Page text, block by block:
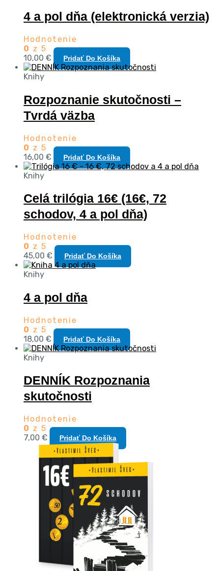
4 a pol dňa (elektronická verzia)
Hodnotenie
0 z 5
10,00 € Pridať Do Košíka
Knihy
Rozpoznanie skutočnosti –
Tvrdá väzba
Hodnotenie
0 z 5
16,00 € Pridať Do Košíka
Knihy
Celá trilógia 16€ (16€, 72
schodov, 4 a pol dňa)
Hodnotenie
0 z 5
45,00 € Pridať Do Košíka
Knihy
4 a pol dňa
Hodnotenie
0 z 5
18,00 € Pridať Do Košíka
Knihy
DENNÍK Rozpoznania
skutočnosti
Hodnotenie
0 z 5
7,00 € Pridať Do Košíka